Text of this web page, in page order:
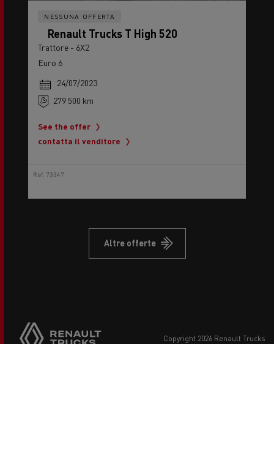
NESSUNA OFFERTA
Renault Trucks T High 520
Trattore - 6X2
Euro 6
24/07/2023
279 500 km
See the offer
contatta il venditore
Ref: 73347
Altre offerte
copyright 2026 Renault Trucks